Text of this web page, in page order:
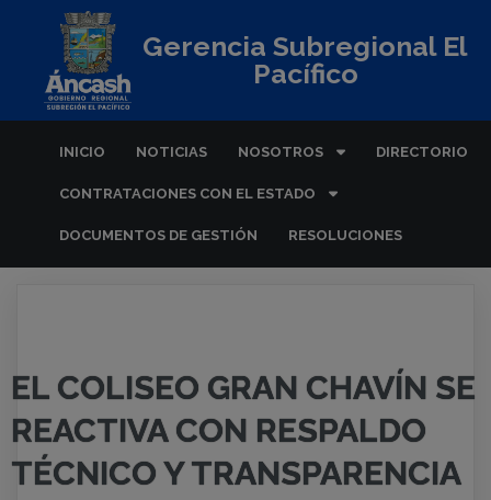
Gerencia Subregional El
Pacífico
INICIO NOTICIAS NOSOTROS DIRECTORIO
CONTRATACIONES CON EL ESTADO
DOCUMENTOS DE GESTIÓN RESOLUCIONES
EL COLISEO GRAN CHAVÍN SE
REACTIVA CON RESPALDO
TÉCNICO Y TRANSPARENCIA